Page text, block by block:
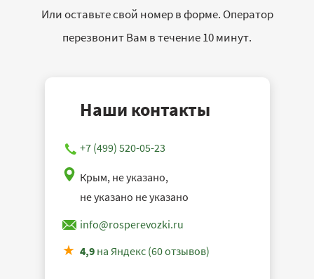
Или оставьте свой номер в форме. Оператор
перезвонит Вам в течение 10 минут.
Наши контакты
+7 (499) 520-05-23
Крым, не указано,
не указано не указано
info@rosperevozki.ru
4,9на Яндекс (60 отзывов)